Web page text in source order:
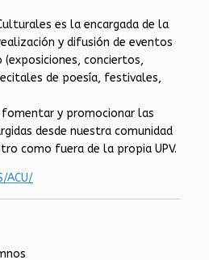
es la encargada de la
y difusión de eventos
conciertos,
de poesía, festivales,
y promocionar las
desde nuestra comunidad
como fuera de la propia UPV.
ACU/